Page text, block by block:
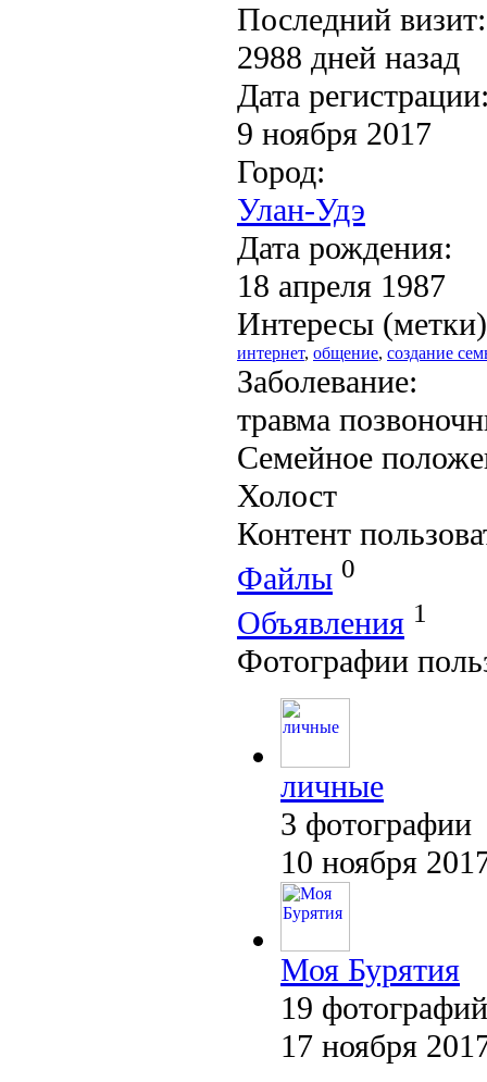
Последний визит:
2988 дней назад
Дата
9 ноября 2017
Город:
Улан-Удэ
Дата рождения:
18 апреля 1987
Интересы
интернет, общение, создание
Заболевание:
травма
Семейное
Холост
Контент
Файлы 0
Объявления 1
Фотографии
личные
3 фотографии
10 ноября
Моя Бурятия
19 фотографий
17 ноября